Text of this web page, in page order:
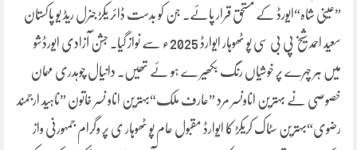
”عینی شاہ“ایورڈ کے مستحق قرار پائے۔ جن کو بدست ڈائر یکڑ جنرل ریڈ یو پاکستان
سعید احمد شیخ پی بی سی پو ٹھوہار ایوارڈ 2025ء سے نواز گیا۔ جشن آزادی ایورڈشو
میں ہر چہرے پر خوشیاں رنگ بکھیر ے ہو ئے تھیں۔ دانیال چوہدری مہمان
خصوصی نے بہترین اناونسر مرد ”عارف ملک“بہترین اناو نسر خاتون ”ناہید ارجمند
رضوی“بہترین سٹاک کریکڑ کا ایوارڈ مقبول عام پو ٹھوہار ی پر وگرام جمہورنی واز